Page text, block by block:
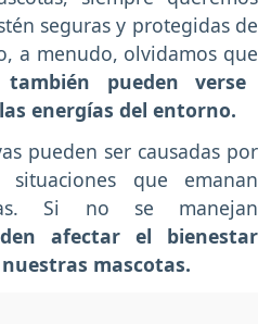
seguras y protegidas de
a menudo, olvidamos que
pueden verse
energías del entorno.
pueden ser causadas por
que emanan
Si no se manejan
afectar el bienestar
mascotas.